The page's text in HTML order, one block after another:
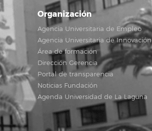
Organización
Agencia Universitaria de Empleo
Agencia Universitaria de Innovación
Área de formación
Dirección Gerencia
Portal de transparencia
Noticias Fundación
Agenda Universidad de La Laguna